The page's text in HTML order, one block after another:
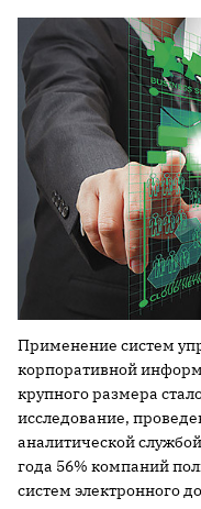
Применение систем
корпоративной
крупного размера
исследование,
аналитической
года 56% компаний
систем электронного